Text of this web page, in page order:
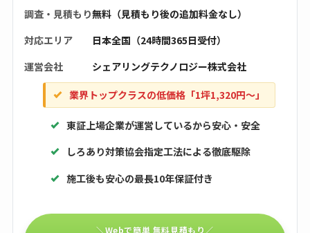
調査・見積もり無料（見積もり後の追加料金なし）
対応エリア
日本全国（24時間365日受付）
運営会社
シェアリングテクノロジー株式会社
業界トップクラスの低価格「1坪1,320円〜」
東証上場企業が運営しているから安心・安全
しろあり対策協会指定工法による徹底駆除
施工後も安心の最長10年保証付き
＼Webで簡単 無料見積もり／